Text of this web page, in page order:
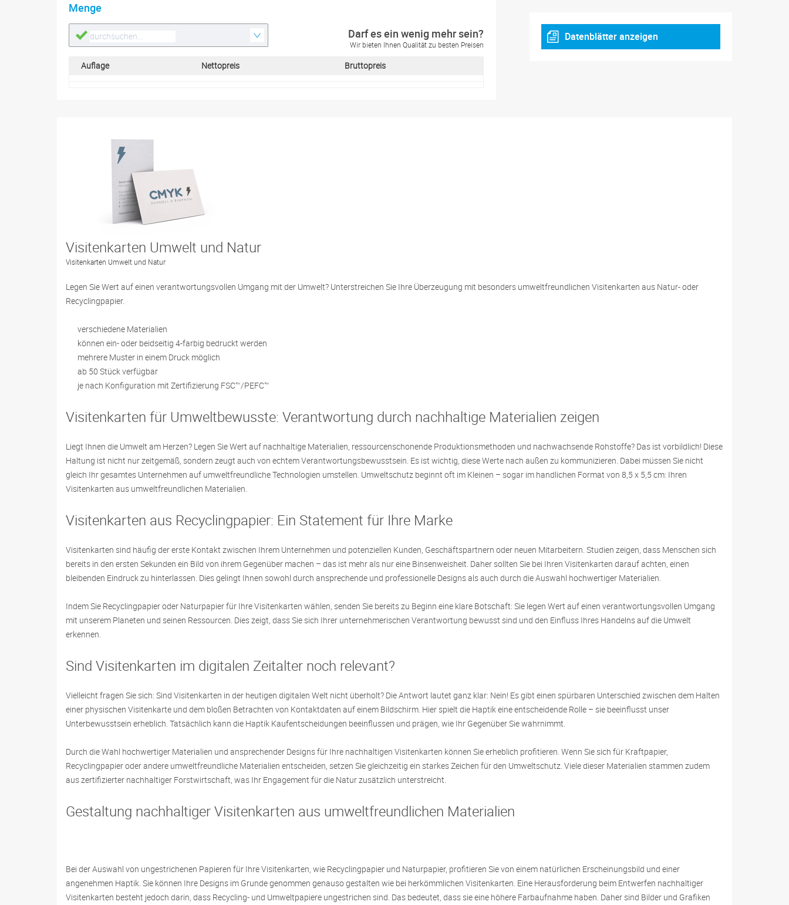
Menge
Darf es ein wenig mehr sein?
Wir bieten Ihnen Qualität zu besten Preisen
Auflage Nettopreis Bruttopreis
Datenblätter anzeigen
Visitenkarten Umwelt und Natur
Visitenkarten Umwelt und Natur
Legen Sie Wert auf einen verantwortungsvollen Umgang mit der Umwelt? Unterstreichen Sie Ihre Überzeugung mit besonders umweltfreundlichen Visitenkarten aus Natur- oder
Recyclingpapier.
verschiedene Materialien
können ein- oder beidseitig 4-farbig bedruckt werden
mehrere Muster in einem Druck möglich
ab 50 Stück verfügbar
je nach Konfiguration mit Zertifizierung FSC™/PEFC™
Visitenkarten für Umweltbewusste: Verantwortung durch nachhaltige Materialien zeigen
Liegt Ihnen die Umwelt am Herzen? Legen Sie Wert auf nachhaltige Materialien, ressourcenschonende Produktionsmethoden und nachwachsende Rohstoffe? Das ist vorbildlich! Diese
Haltung ist nicht nur zeitgemäß, sondern zeugt auch von echtem Verantwortungsbewusstsein. Es ist wichtig, diese Werte nach außen zu kommunizieren. Dabei müssen Sie nicht
gleich Ihr gesamtes Unternehmen auf umweltfreundliche Technologien umstellen. Umweltschutz beginnt oft im Kleinen – sogar im handlichen Format von 8,5 x 5,5 cm: Ihren
Visitenkarten aus umweltfreundlichen Materialien.
Visitenkarten aus Recyclingpapier: Ein Statement für Ihre Marke
Visitenkarten sind häufig der erste Kontakt zwischen Ihrem Unternehmen und potenziellen Kunden, Geschäftspartnern oder neuen Mitarbeitern. Studien zeigen, dass Menschen sich
bereits in den ersten Sekunden ein Bild von ihrem Gegenüber machen – das ist mehr als nur eine Binsenweisheit. Daher sollten Sie bei Ihren Visitenkarten darauf achten, einen
bleibenden Eindruck zu hinterlassen. Dies gelingt Ihnen sowohl durch ansprechende und professionelle Designs als auch durch die Auswahl hochwertiger Materialien.
Indem Sie Recyclingpapier oder Naturpapier für Ihre Visitenkarten wählen, senden Sie bereits zu Beginn eine klare Botschaft: Sie legen Wert auf einen verantwortungsvollen Umgang
mit unserem Planeten und seinen Ressourcen. Dies zeigt, dass Sie sich Ihrer unternehmerischen Verantwortung bewusst sind und den Einfluss Ihres Handelns auf die Umwelt
erkennen.
Sind Visitenkarten im digitalen Zeitalter noch relevant?
Vielleicht fragen Sie sich: Sind Visitenkarten in der heutigen digitalen Welt nicht überholt? Die Antwort lautet ganz klar: Nein! Es gibt einen spürbaren Unterschied zwischen dem Halten
einer physischen Visitenkarte und dem bloßen Betrachten von Kontaktdaten auf einem Bildschirm. Hier spielt die Haptik eine entscheidende Rolle – sie beeinflusst unser
Unterbewusstsein erheblich. Tatsächlich kann die Haptik Kaufentscheidungen beeinflussen und prägen, wie Ihr Gegenüber Sie wahrnimmt.
Durch die Wahl hochwertiger Materialien und ansprechender Designs für Ihre nachhaltigen Visitenkarten können Sie erheblich profitieren. Wenn Sie sich für Kraftpapier,
Recyclingpapier oder andere umweltfreundliche Materialien entscheiden, setzen Sie gleichzeitig ein starkes Zeichen für den Umweltschutz. Viele dieser Materialien stammen zudem
aus zertifizierter nachhaltiger Forstwirtschaft, was Ihr Engagement für die Natur zusätzlich unterstreicht.
Gestaltung nachhaltiger Visitenkarten aus umweltfreundlichen Materialien
Bei der Auswahl von ungestrichenen Papieren für Ihre Visitenkarten, wie Recyclingpapier und Naturpapier, profitieren Sie von einem natürlichen Erscheinungsbild und einer
angenehmen Haptik. Sie können Ihre Designs im Grunde genommen genauso gestalten wie bei herkömmlichen Visitenkarten. Eine Herausforderung beim Entwerfen nachhaltiger
Visitenkarten besteht jedoch darin, dass Recycling- und Umweltpapiere ungestrichen sind. Das bedeutet, dass sie eine höhere Farbaufnahme haben. Daher sind Bilder und Grafiken